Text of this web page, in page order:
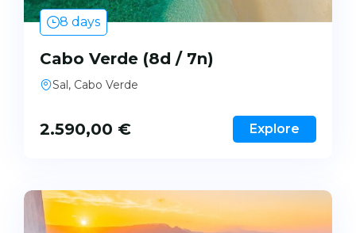
8 days
Cabo Verde (8d / 7n)
Sal, Cabo Verde
2.590,00 € Explore